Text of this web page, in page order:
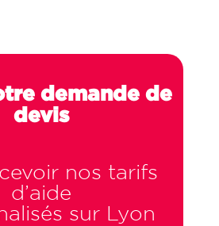
demande de
devis
nos tarifs
d’aide
sur Lyon